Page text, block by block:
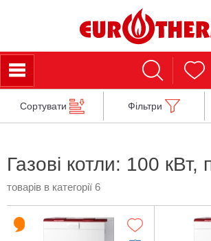
Сортувати Фільтри
Газові котли: 100 кВт,
товарів в категорії 6